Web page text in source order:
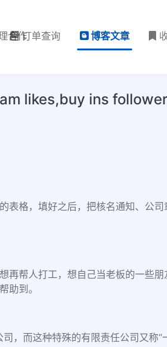
合作订单查询 博客文章
likes,buy ins
表格，填好之后，把核名通知、公司
再帮人打工，想自己当老板的一些
助到。
，而这种特殊的有限责任公司又称“